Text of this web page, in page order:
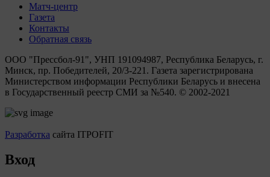
Матч-центр
Газета
Контакты
Обратная связь
ООО "Прессбол-91", УНП 191094987, Республика Беларусь, г.
Минск, пр. Победителей, 20/3-221. Газета зарегистрирована
Министерством информации Республики Беларусь и внесена
в Государственный реестр СМИ за №540. © 2002-2021
Разработка сайта ITPOFIT
Вход